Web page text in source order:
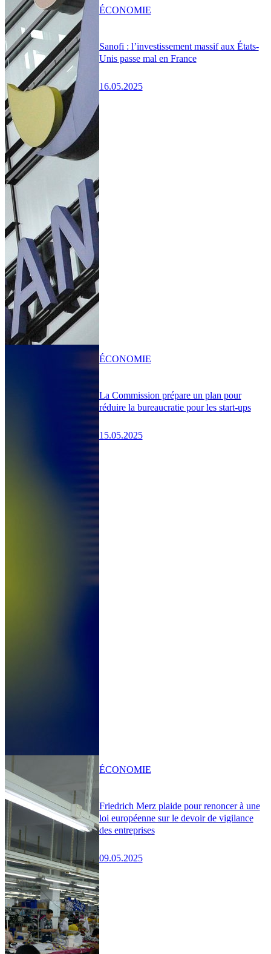
Sanofi : l’investissement massif aux États-
Unis passe mal en France
16.05.2025
ÉCONOMIE
La Commission prépare un plan pour
réduire la bureaucratie pour les start-ups
15.05.2025
ÉCONOMIE
Friedrich Merz plaide pour renoncer à une
loi européenne sur le devoir de vigilance
des entreprises
09.05.2025
ÉCONOMIE